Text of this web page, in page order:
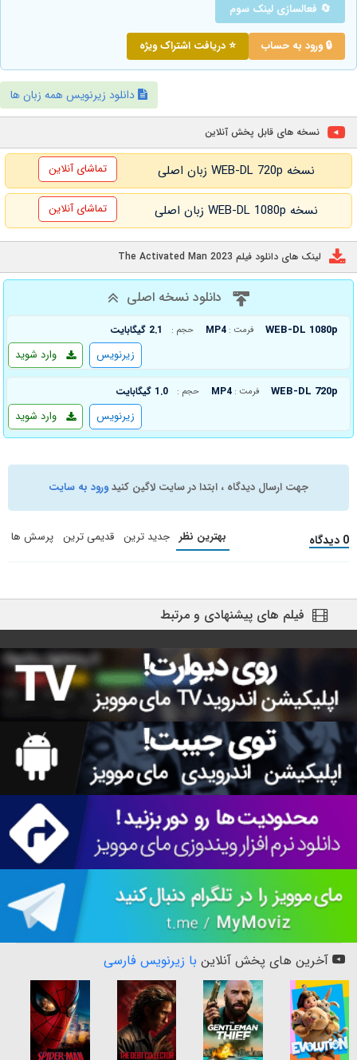
🔄 فعالسازی لینک سوم
🔒 ورود به حساب ⭐ دریافت اشتراک ویژه
دانلود زیرنویس همه زبان ها
نسخه های قابل پخش آنلاین
نسخه WEB-DL 720p زبان اصلی تماشای آنلاین
نسخه WEB-DL 1080p زبان اصلی تماشای آنلاین
لینک های دانلود فیلم The Activated Man 2023
دانلود نسخه اصلی
WEB-DL 1080p فرمت : MP4 حجم : 2.1 گیگابایت
وارد شوید زیرنویس
WEB-DL 720p فرمت : MP4 حجم : 1.0 گیگابایت
وارد شوید زیرنویس
جهت ارسال دیدگاه ، ابتدا در سایت لاگین کنیدورود به سایت
0 دیدگاه بهترین نظر جدید ترین قدیمی ترین پرسش ها
فیلم های پیشنهادی و مرتبط
آخرین های پخش آنلاین با زیرنویس فارسی